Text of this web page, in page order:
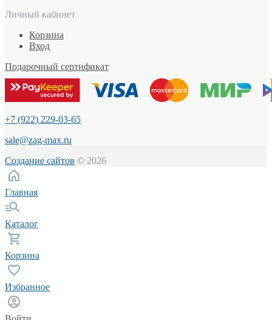
Личный кабинет
Корзина
Вход
Подарочный сертификат
+7 (922) 229-03-65
sale@zag-max.ru
Создание сайтов © 2026
Главная
Каталог
Корзина
Избранное